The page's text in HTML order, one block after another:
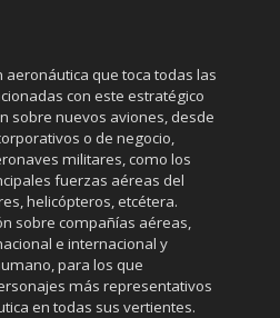
que toca todas las
con este estratégico
sobre nuevos aviones, desde
o de negocio,
militares, como los
fuerzas aéreas del
helicópteros, etcétera.
sobre compañías aéreas,
e internacional y
para los que
más representativos
en todas sus vertientes.